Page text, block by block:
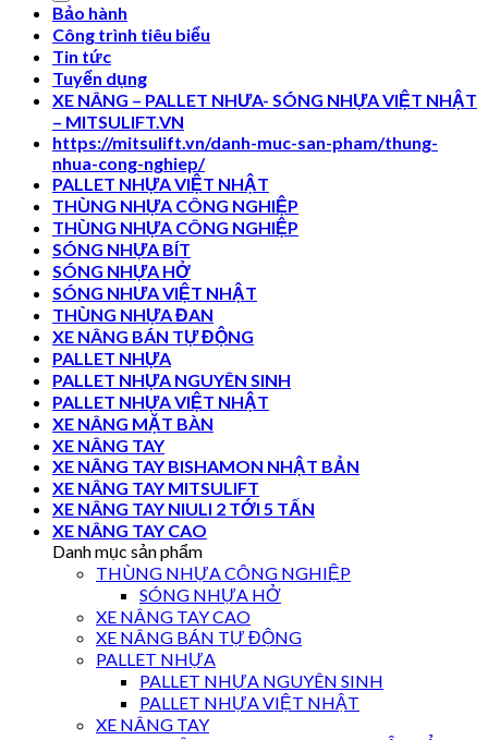
Bảo hành
Công trình tiêu biểu
Tin tức
Tuyển dụng
XE NÂNG – PALLET NHƯA- SÓNG NHỰA VIỆT NHẬT
– MITSULIFT.VN
https://mitsulift.vn/danh-muc-san-pham/thung-
nhua-cong-nghiep/
PALLET NHỰA VIỆT NHẬT
THÙNG NHỰA CÔNG NGHIỆP
THÙNG NHỰA CÔNG NGHIỆP
SÓNG NHỰA BÍT
SÓNG NHỰA HỞ
SÓNG NHƯA VIỆT NHẬT
THÙNG NHỰA ĐAN
XE NÂNG BÁN TỰ ĐỘNG
PALLET NHỰA
PALLET NHỰA NGUYÊN SINH
PALLET NHỰA VIỆT NHẬT
XE NÂNG MẶT BÀN
XE NÂNG TAY
XE NÂNG TAY BISHAMON NHẬT BẢN
XE NÂNG TAY MITSULIFT
XE NÂNG TAY NIULI 2 TỚI 5 TẤN
XE NÂNG TAY CAO
Danh mục sản phẩm
THÙNG NHỰA CÔNG NGHIỆP
SÓNG NHỰA HỞ
XE NÂNG TAY CAO
XE NÂNG BÁN TỰ ĐỘNG
PALLET NHỰA
PALLET NHỰA NGUYÊN SINH
PALLET NHỰA VIỆT NHẬT
XE NÂNG TAY